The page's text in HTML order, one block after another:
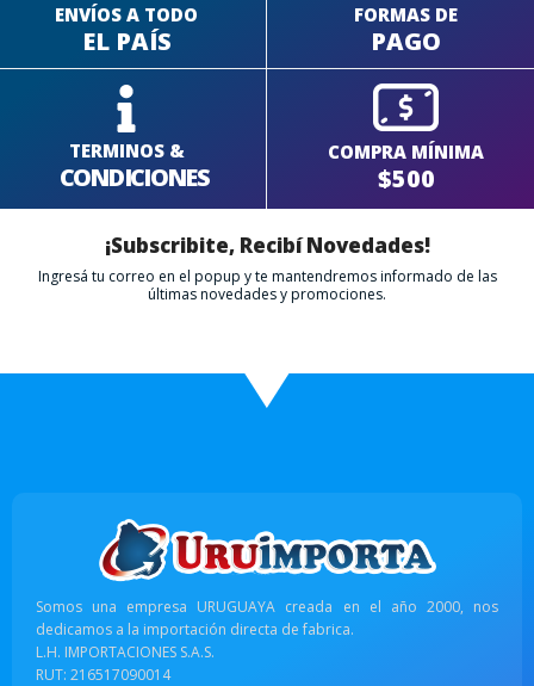
ENVÍOS A TODO
EL PAÍS
FORMAS DE
PAGO
TERMINOS &
CONDICIONES
COMPRA MÍNIMA
$500
¡Subscribite, Recibí Novedades!
Ingresá tu correo en el popup y te mantendremos informado de las
últimas novedades y promociones.
Somos una empresa URUGUAYA creada en el año 2000, nos
dedicamos a la importación directa de fabrica.
L.H. IMPORTACIONES S.A.S.
RUT: 216517090014